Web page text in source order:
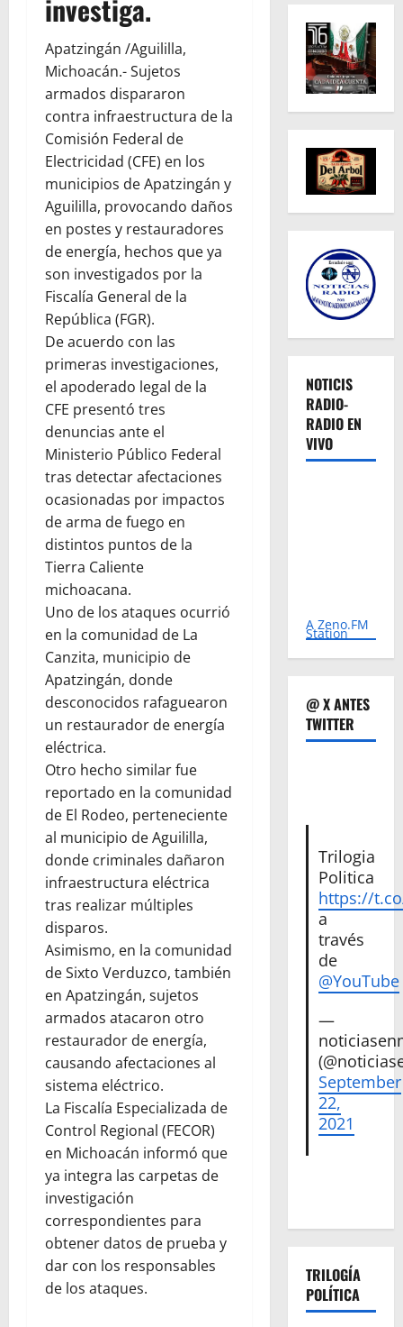
investiga.
Apatzingán /Aguililla,
Michoacán.- Sujetos
armados dispararon
contra infraestructura de la
Comisión Federal de
Electricidad (CFE) en los
municipios de Apatzingán y
Aguililla, provocando daños
en postes y restauradores
de energía, hechos que ya
son investigados por la
Fiscalía General de la
República (FGR).
De acuerdo con las
primeras investigaciones,
el apoderado legal de la
CFE presentó tres
denuncias ante el
Ministerio Público Federal
tras detectar afectaciones
ocasionadas por impactos
de arma de fuego en
distintos puntos de la
Tierra Caliente
michoacana.
Uno de los ataques ocurrió
en la comunidad de La
Canzita, municipio de
Apatzingán, donde
desconocidos rafaguearon
un restaurador de energía
eléctrica.
Otro hecho similar fue
reportado en la comunidad
de El Rodeo, perteneciente
al municipio de Aguililla,
donde criminales dañaron
infraestructura eléctrica
tras realizar múltiples
disparos.
Asimismo, en la comunidad
de Sixto Verduzco, también
en Apatzingán, sujetos
armados atacaron otro
restaurador de energía,
causando afectaciones al
sistema eléctrico.
La Fiscalía Especializada de
Control Regional (FECOR)
en Michoacán informó que
ya integra las carpetas de
investigación
correspondientes para
obtener datos de prueba y
dar con los responsables
de los ataques.
NOTICIS
RADIO-
RADIO EN
VIVO
A Zeno.FM
Station
@ X ANTES
TWITTER
Trilogia
Politica
https://
a
través
de
@YouTube
—
September
22,
2021
TRILOGÍA
POLÍTICA